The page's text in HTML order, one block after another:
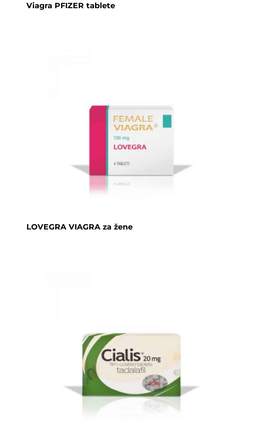
Viagra PFIZER tablete
LOVEGRA VIAGRA za žene